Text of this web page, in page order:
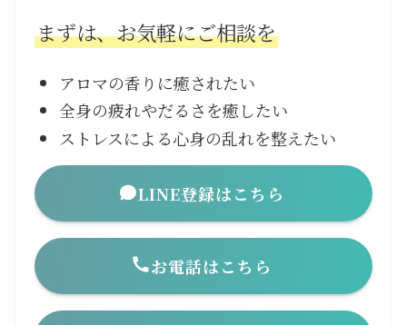
まずは、お気軽にご相談を
アロマの香りに癒されたい
全身の疲れやだるさを癒したい
ストレスによる心身の乱れを整えたい
LINE登録はこちら
お電話はこちら